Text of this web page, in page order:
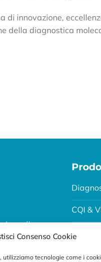
Consenso Cookie
utilizziamo tecnologie come i
di innovazione,
della diagnostica
di
CQI &